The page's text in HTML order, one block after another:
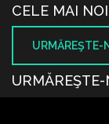
CELE MAI
URMĂREŞTE-
URMĂREŞTE-